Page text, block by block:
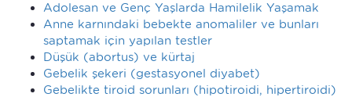
Adolesan ve Genç Yaşlarda Hamilelik Yaşamak
Anne karnındaki bebekte anomaliler ve bunları
saptamak için yapılan testler
Düşük (abortus) ve kürtaj
Gebelik şekeri (gestasyonel diyabet)
Gebelikte tiroid sorunları (hipotiroidi, hipertiroidi)